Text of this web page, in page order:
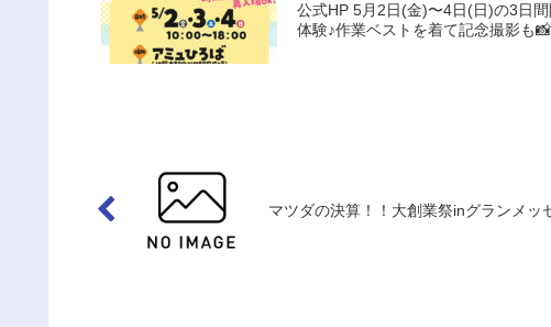
公式HP 5月2日(金)〜4日(日)の3日
体験♪作業ベストを着て記念撮影も
マツダの決算！！大創業祭inグランメッ